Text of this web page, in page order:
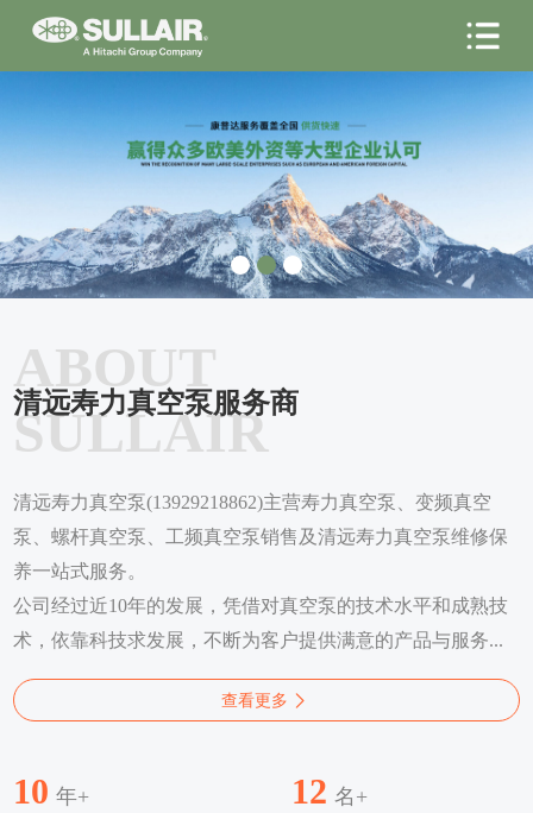
ABOUT
SULLAIR
清远寿力真空泵服务商
清远寿力真空泵(13929218862)主营寿力真空泵、变频真空
泵、螺杆真空泵、工频真空泵销售及清远寿力真空泵维修保
养一站式服务。
公司经过近10年的发展，凭借对真空泵的技术水平和成熟技
术，依靠科技求发展，不断为客户提供满意的产品与服务...
查看更多
10 年+ 12 名+